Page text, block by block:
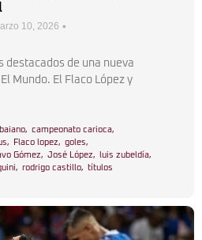
10, 2026 •
destacados de una nueva
Mundo. El Flaco López y
, campeonato carioca,
, Flaco lopez, goles,
Gómez, José López, luis zubeldía,
, rodrigo castillo, títulos